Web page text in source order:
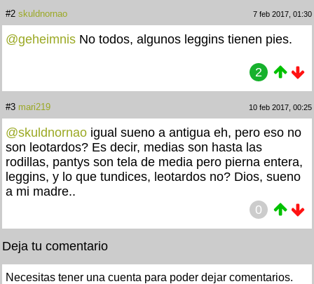
#2 skuldnornao 7 feb 2017, 01:30
@geheimnis No todos, algunos leggins tienen pies.
2
#3 mari219 10 feb 2017, 00:25
@skuldnornao igual sueno a antigua eh, pero eso no
son leotardos? Es decir, medias son hasta las
rodillas, pantys son tela de media pero pierna entera,
leggins, y lo que tundices, leotardos no? Dios, sueno
a mi madre..
0
Deja tu comentario
Necesitas tener una cuenta para poder dejar comentarios.